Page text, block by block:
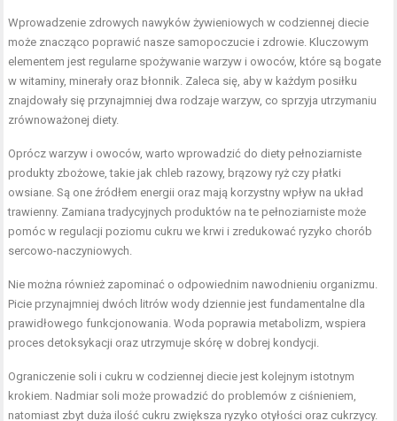
Wprowadzenie zdrowych nawyków żywieniowych w codziennej diecie
może znacząco poprawić nasze samopoczucie i zdrowie. Kluczowym
elementem jest regularne spożywanie warzyw i owoców, które są bogate
w witaminy, minerały oraz błonnik. Zaleca się, aby w każdym posiłku
znajdowały się przynajmniej dwa rodzaje warzyw, co sprzyja utrzymaniu
zrównoważonej diety.
Oprócz warzyw i owoców, warto wprowadzić do diety pełnoziarniste
produkty zbożowe, takie jak chleb razowy, brązowy ryż czy płatki
owsiane. Są one źródłem energii oraz mają korzystny wpływ na układ
trawienny. Zamiana tradycyjnych produktów na te pełnoziarniste może
pomóc w regulacji poziomu cukru we krwi i zredukować ryzyko chorób
sercowo-naczyniowych.
Nie można również zapominać o odpowiednim nawodnieniu organizmu.
Picie przynajmniej dwóch litrów wody dziennie jest fundamentalne dla
prawidłowego funkcjonowania. Woda poprawia metabolizm, wspiera
proces detoksykacji oraz utrzymuje skórę w dobrej kondycji.
Ograniczenie soli i cukru w codziennej diecie jest kolejnym istotnym
krokiem. Nadmiar soli może prowadzić do problemów z ciśnieniem,
natomiast zbyt duża ilość cukru zwiększa ryzyko otyłości oraz cukrzycy.